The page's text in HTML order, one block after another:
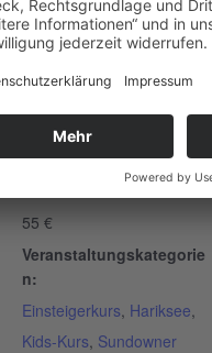
DETAILS
17. Juni 2023
Zeit:
13:00 - 14:30
55 €
Veranstaltungskategorie
n:
Einsteigerkurs, Hariksee,
Kids-Kurs, Sundowner